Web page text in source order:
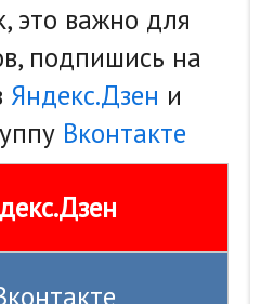
это важно для
подпишись на
Яндекс.Дзен и
Вконтакте